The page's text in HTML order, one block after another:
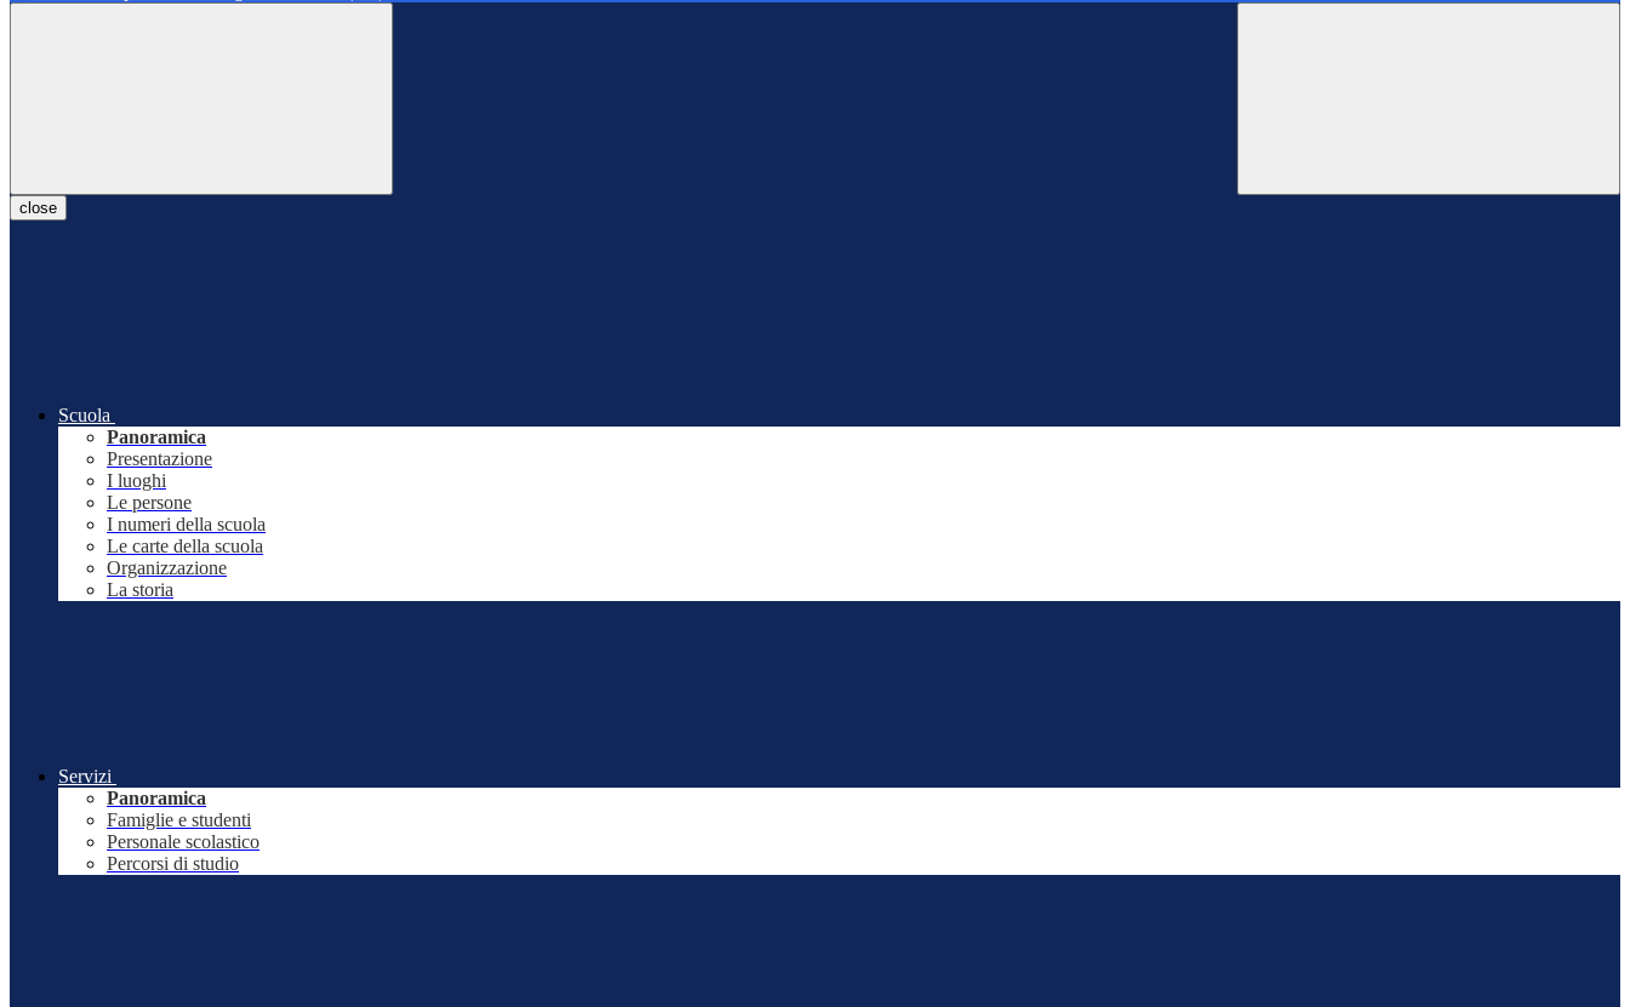
close
Scuola
Panoramica
Presentazione
I luoghi
Le persone
I numeri della scuola
Le carte della scuola
Organizzazione
La storia
Servizi
Panoramica
Famiglie e studenti
Personale scolastico
Percorsi di studio